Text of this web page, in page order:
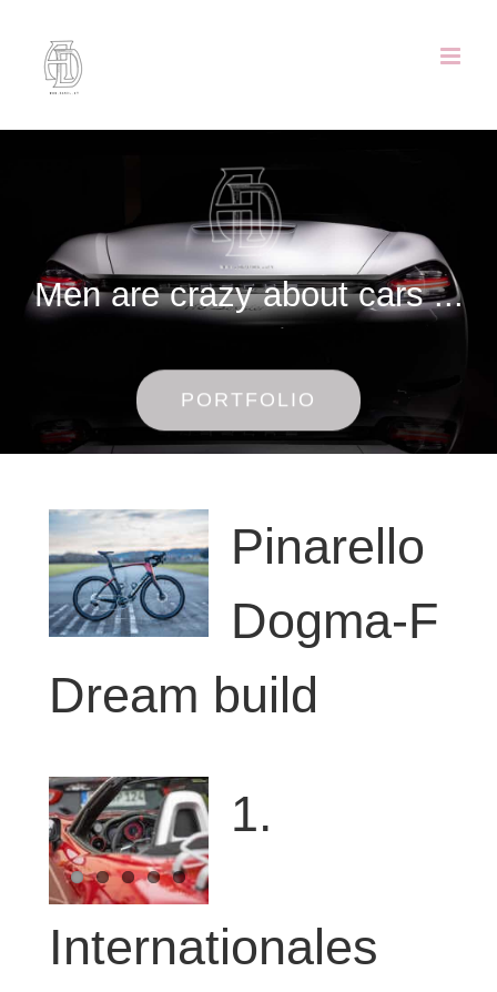
Inhalt
springen
Men are crazy about cars ...
PORTFOLIO
Pinarello
Dogma-F
Dream build
1.
Internationales